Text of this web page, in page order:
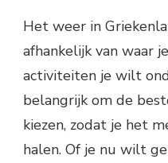
Het weer in
afhankelijk van waar
activiteiten je wilt
belangrijk om de
kiezen, zodat je het
halen. Of je nu wilt